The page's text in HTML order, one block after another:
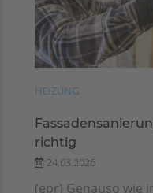
HEIZUNG
richtig
24.03.2026
(epr) Genauso wie